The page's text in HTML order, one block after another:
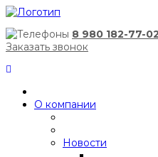
8 980 182-77-02
Заказать звонок
О компании
Новости